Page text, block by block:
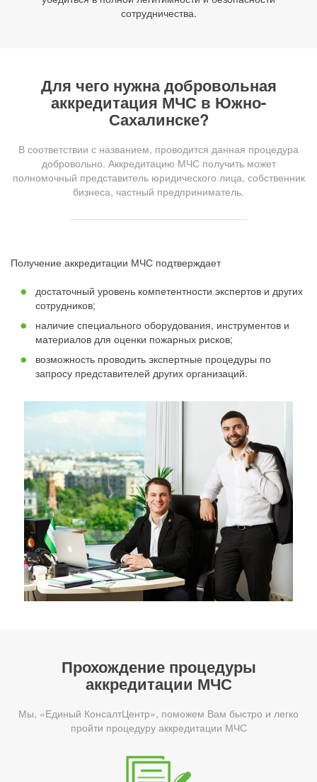
сотрудничества.
Для чего нужна добровольная
аккредитация МЧС в Южно-
Сахалинске?
В соответствии с названием, проводится данная процедура
добровольно. Аккредитацию МЧС получить может
полномочный представитель юридического лица, собственник
бизнеса, частный предприниматель.
Получение аккредитации МЧС подтверждает
достаточный уровень компетентности экспертов и других
сотрудников;
наличие специального оборудования, инструментов и
материалов для оценки пожарных рисков;
возможность проводить экспертные процедуры по
запросу представителей других организаций.
Прохождение процедуры
аккредитации МЧС
Мы, «Единый КонсалтЦентр», поможем Вам быстро и легко
пройти процедуру аккредитации МЧС